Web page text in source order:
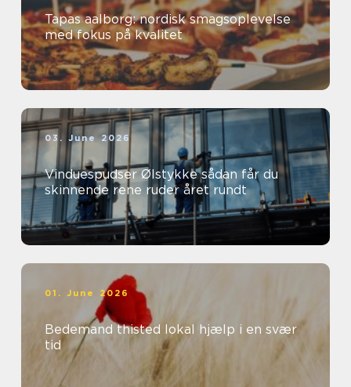
Tapas aalborg: nordisk smagsoplevelse
med fokus på kvalitet
03. June 2026
Vinduespudser Ølstykke sådan får du
skinnende rene ruder året rundt
01. June 2026
Bedemand thisted lokal hjælp i en svær
tid